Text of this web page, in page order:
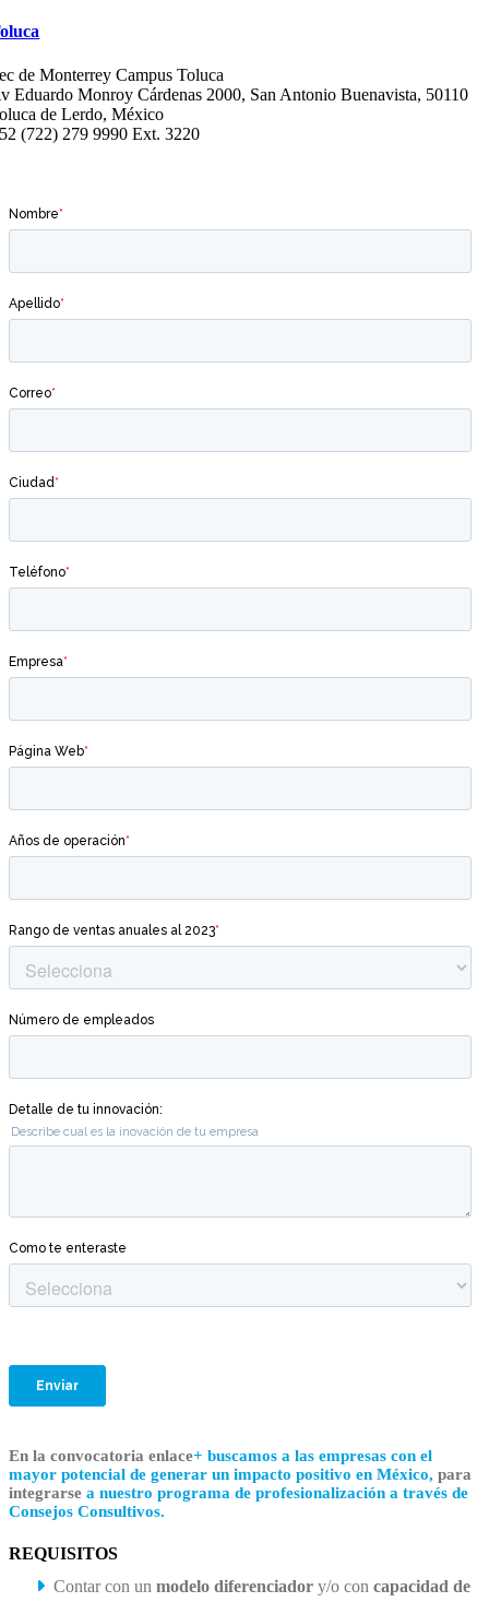
de Monterrey Campus Toluca
Eduardo Monroy Cárdenas 2000, San Antonio Buenavista, 50110
de Lerdo, México
(722) 279 9990 Ext. 3220
En la convocatoria enlace+ buscamos a las empresas con el
mayor potencial de generar un impacto positivo en México, para
integrarse a nuestro programa de profesionalización a través de
Consejos Consultivos.
REQUISITOS
Contar con un modelo diferenciador y/o con capacidad de